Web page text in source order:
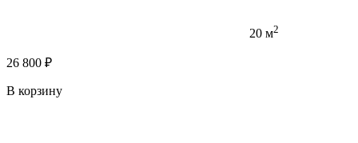
20 м2
26 800 ₽
В корзину